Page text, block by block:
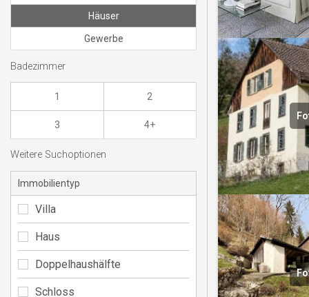
Häuser
Gewerbe
Badezimmer
1 2
3 4+
Weitere Suchoptionen
Immobilientyp
Villa
Haus
Doppelhaushälfte
Schloss